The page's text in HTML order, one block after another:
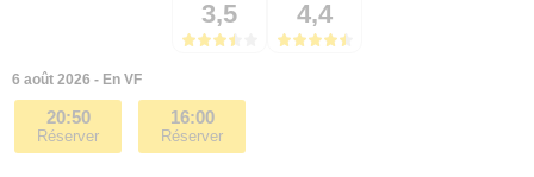
3,5 4,4
6 août 2026 - En VF
20:50
Réserver
16:00
Réserver